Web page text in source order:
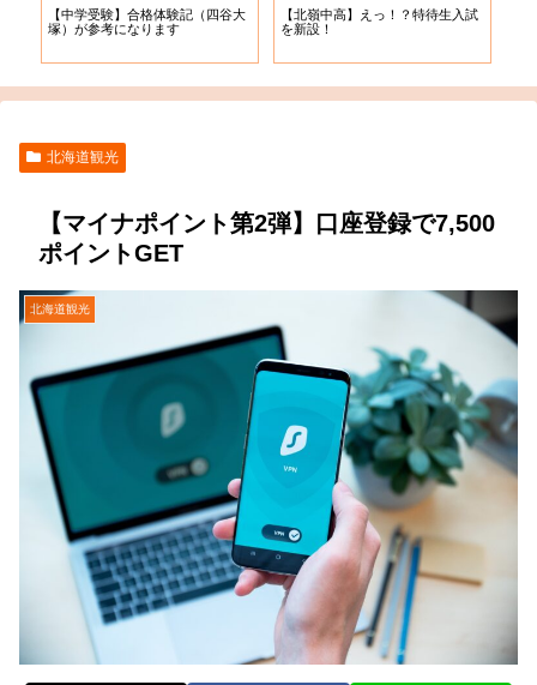
【中学受験】合格体験記（四谷大
塚）が参考になります
【北嶺中高】えっ！？特待生入試
を新設！
北海道観光
【マイナポイント第2弾】口座登録で7,500
ポイントGET
北海道観光